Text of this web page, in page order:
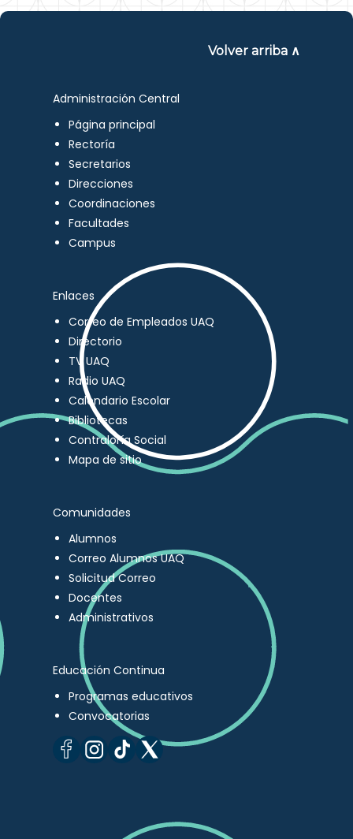
Volver arriba ∧
Administración Central
Página principal
Rectoría
Secretarios
Direcciones
Coordinaciones
Facultades
Campus
Enlaces
Correo de Empleados UAQ
Directorio
TV UAQ
Radio UAQ
Calendario Escolar
Bibliotecas
Contraloría Social
Mapa de sitio
Comunidades
Alumnos
Correo Alumnos UAQ
Solicitud Correo
Docentes
Administrativos
Educación Continua
Programas educativos
Convocatorias